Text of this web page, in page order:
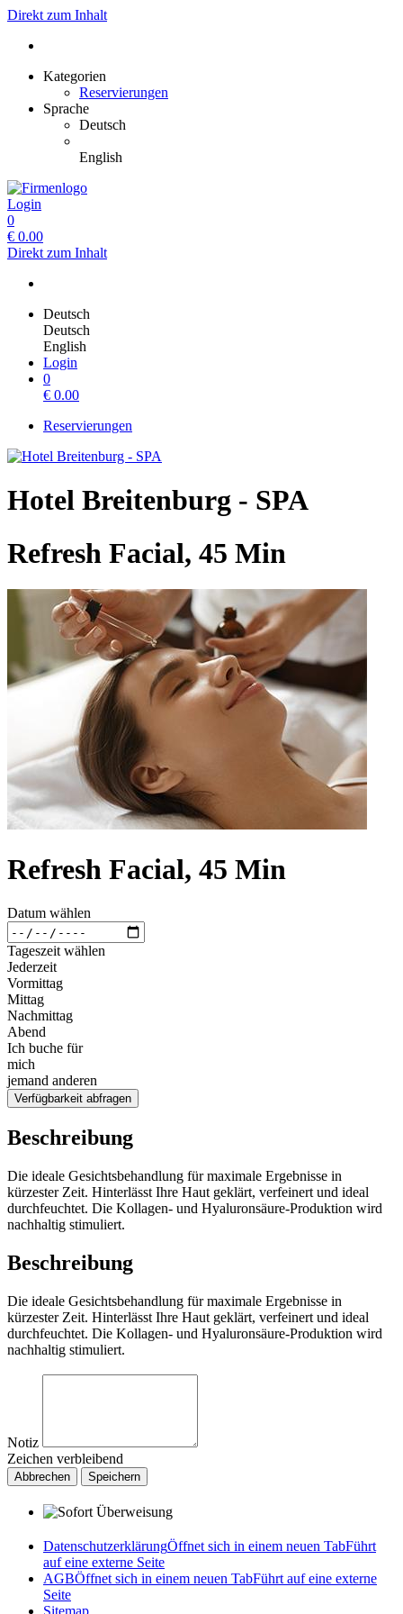
Direkt zum Inhalt
Kategorien
Reservierungen
Sprache
Deutsch
English
Login
0
€ 0.00
Direkt zum Inhalt
Deutsch
Deutsch
English
Login
0
€ 0.00
Reservierungen
Hotel Breitenburg - SPA
Refresh Facial, 45 Min
Refresh Facial, 45 Min
Datum wählen
Tageszeit wählen
Jederzeit
Vormittag
Mittag
Nachmittag
Abend
Ich buche für
mich
jemand anderen
Verfügbarkeit abfragen
Beschreibung
Die ideale Gesichtsbehandlung für maximale Ergebnisse in
kürzester Zeit. Hinterlässt Ihre Haut geklärt, verfeinert und ideal
durchfeuchtet. Die Kollagen- und Hyaluronsäure-Produktion wird
nachhaltig stimuliert.
Beschreibung
Die ideale Gesichtsbehandlung für maximale Ergebnisse in
kürzester Zeit. Hinterlässt Ihre Haut geklärt, verfeinert und ideal
durchfeuchtet. Die Kollagen- und Hyaluronsäure-Produktion wird
nachhaltig stimuliert.
Notiz
Zeichen verbleibend
Abbrechen Speichern
DatenschutzerklärungÖffnet sich in einem neuen TabFührt
auf eine externe Seite
AGBÖffnet sich in einem neuen TabFührt auf eine externe
Seite
Sitemap